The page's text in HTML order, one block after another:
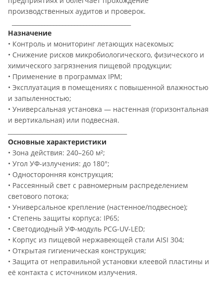
производственных аудитов и проверок.
Назначение
• Контроль и мониторинг летающих насекомых;
• Снижение рисков микробиологического, физического и
химического загрязнения пищевой продукции;
• Применение в программах IPM;
• Эксплуатация в помещениях с повышенной влажностью
и запыленностью;
• Универсальная установка — настенная (горизонтальная
и вертикальная) или подвесная.
Основные характеристики
• Зона действия: 240–260 м²;
• Угол УФ-излучения: до 180°;
• Односторонняя конструкция;
• Рассеянный свет с равномерным распределением
светового потока;
• Универсальное крепление (настенное/подвесное);
• Степень защиты корпуса: IP65;
• Светодиодный УФ-модуль PCG-UV-LED;
• Корпус из пищевой нержавеющей стали AISI 304;
• Открытая гигиеническая конструкция;
• Защита от неправильной установки клеевой пластины и
её контакта с источником излучения.